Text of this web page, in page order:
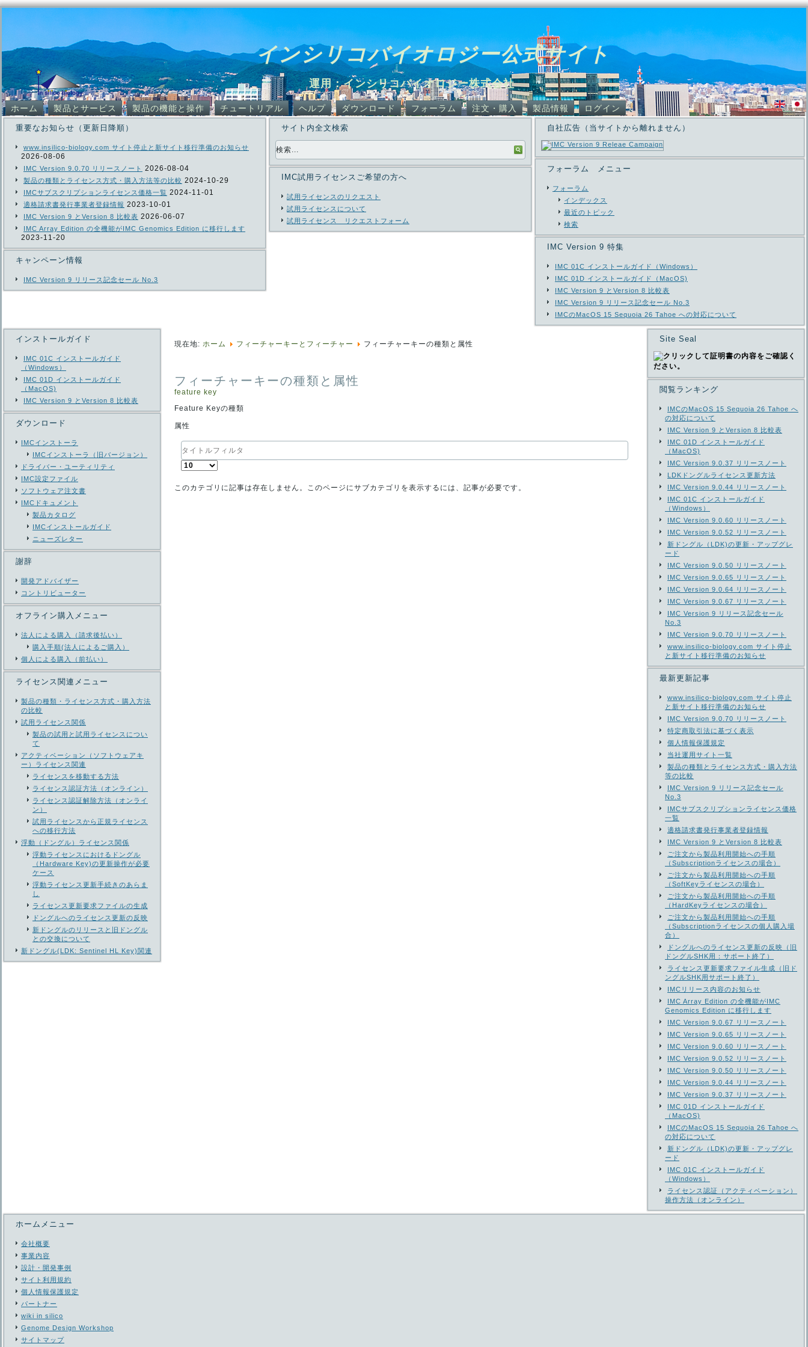
インシリコバイオロジー公式サイト
運用：インシリコバイオロジー株式会社
ホーム 製品とサービス 製品の機能と操作 チュートリアル ヘルプ ダウンロード フォーラム 注文・購入 製品情報 ログイン
重要なお知らせ（更新日降順）
www.insilico-biology.com サイト停止と新サイト移行準備のお知らせ
2026-08-06
IMC Version 9.0.70 リリースノート 2026-08-04
製品の種類とライセンス方式・購入方法等の比較 2024-10-29
IMCサブスクリプションライセンス価格一覧 2024-11-01
適格請求書発行事業者登録情報 2023-10-01
IMC Version 9 とVersion 8 比較表 2026-06-07
IMC Array Edition の全機能がIMC Genomics Edition に移行します
2023-11-20
キャンペーン情報
IMC Version 9 リリース記念セール No.3
サイト内全文検索
IMC試用ライセンスご希望の方へ
試用ライセンスのリクエスト
試用ライセンスについて
試用ライセンス リクエストフォーム
自社広告（当サイトから離れません）
フォーラム メニュー
フォーラム
インデックス
最近のトピック
検索
IMC Version 9 特集
IMC 01C インストールガイド（Windows）
IMC 01D インストールガイド（MacOS)
IMC Version 9 とVersion 8 比較表
IMC Version 9 リリース記念セール No.3
IMCのMacOS 15 Sequoia 26 Tahoe への対応について
インストールガイド
IMC 01C インストールガイド
（Windows）
IMC 01D インストールガイド
（MacOS)
IMC Version 9 とVersion 8 比較表
ダウンロード
IMCインストーラ
IMCインストーラ（旧バージョン）
ドライバー・ユーティリティ
IMC設定ファイル
ソフトウェア注文書
IMCドキュメント
製品カタログ
IMCインストールガイド
ニューズレター
謝辞
開発アドバイザー
コントリビューター
オフライン購入メニュー
法人による購入（請求後払い）
購入手順(法人によるご購入）
個人による購入（前払い）
ライセンス関連メニュー
製品の種類・ライセンス方式・購入方法
の比較
試用ライセンス関係
製品の試用と試用ライセンスについ
て
アクティベーション（ソフトウェアキ
ー）ライセンス関連
ライセンスを移動する方法
ライセンス認証方法（オンライン）
ライセンス認証解除方法（オンライ
ン）
試用ライセンスから正規ライセンス
への移行方法
浮動（ドングル）ライセンス関係
浮動ライセンスにおけるドングル
（Hardware Key)の更新操作が必要
ケース
浮動ライセンス更新手続きのあらま
し
ライセンス更新要求ファイルの生成
ドングルへのライセンス更新の反映
新ドングルのリリースと旧ドングル
との交換について
新ドングル(LDK: Sentinel HL Key)関連
現在地: ホーム フィーチャーキーとフィーチャー フィーチャーキーの種類と属性
フィーチャーキーの種類と属性
feature key
Feature Keyの種類
属性
タ
イ
ト
フ
表
数
このカテゴリに記事は存在しません。このページにサブカテゴリを表示するには、記事が必要です。
Site Seal
閲覧ランキング
IMCのMacOS 15 Sequoia 26 Tahoe へ
の対応について
IMC Version 9 とVersion 8 比較表
IMC 01D インストールガイド
（MacOS)
IMC Version 9.0.37 リリースノート
LDKドングルライセンス更新方法
IMC Version 9.0.44 リリースノート
IMC 01C インストールガイド
（Windows）
IMC Version 9.0.60 リリースノート
IMC Version 9.0.52 リリースノート
新ドングル（LDK)の更新・アップグレ
ード
IMC Version 9.0.50 リリースノート
IMC Version 9.0.65 リリースノート
IMC Version 9.0.64 リリースノート
IMC Version 9.0.67 リリースノート
IMC Version 9 リリース記念セール
No.3
IMC Version 9.0.70 リリースノート
www.insilico-biology.com サイト停止
と新サイト移行準備のお知らせ
最新更新記事
www.insilico-biology.com サイト停止
と新サイト移行準備のお知らせ
IMC Version 9.0.70 リリースノート
特定商取引法に基づく表示
個人情報保護規定
当社運用サイト一覧
製品の種類とライセンス方式・購入方法
等の比較
IMC Version 9 リリース記念セール
No.3
IMCサブスクリプションライセンス価格
一覧
適格請求書発行事業者登録情報
IMC Version 9 とVersion 8 比較表
ご注文から製品利用開始への手順
（Subscriptionライセンスの場合）
ご注文から製品利用開始への手順
（SoftKeyライセンスの場合）
ご注文から製品利用開始への手順
（HardKeyライセンスの場合）
ご注文から製品利用開始への手順
（Subscriptionライセンスの個人購入場
合）
ドングルへのライセンス更新の反映（旧
ドングルSHK用：サポート終了）
ライセンス更新要求ファイル生成（旧ド
ングルSHK用サポート終了）
IMCリリース内容のお知らせ
IMC Array Edition の全機能がIMC
Genomics Edition に移行します
IMC Version 9.0.67 リリースノート
IMC Version 9.0.65 リリースノート
IMC Version 9.0.60 リリースノート
IMC Version 9.0.52 リリースノート
IMC Version 9.0.50 リリースノート
IMC Version 9.0.44 リリースノート
IMC Version 9.0.37 リリースノート
IMC 01D インストールガイド
（MacOS)
IMCのMacOS 15 Sequoia 26 Tahoe へ
の対応について
新ドングル（LDK)の更新・アップグレ
ード
IMC 01C インストールガイド
（Windows）
ライセンス認証（アクティベーション）
操作方法（オンライン）
ホームメニュー
会社概要
事業内容
設計・開発事例
サイト利用規約
個人情報保護規定
パートナー
wiki in silico
Genome Design Workshop
サイトマップ